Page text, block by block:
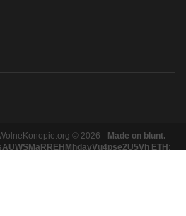
© 2026 - Made on blunt. -
ETH: